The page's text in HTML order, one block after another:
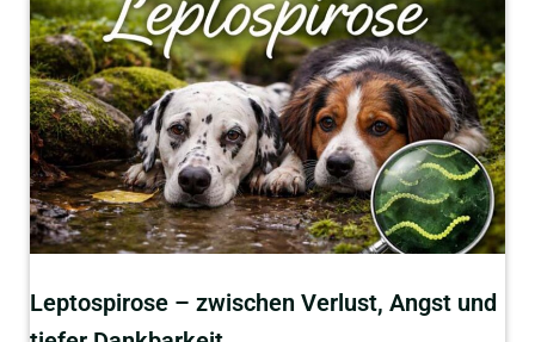
Leptospirose – zwischen Verlust, Angst und